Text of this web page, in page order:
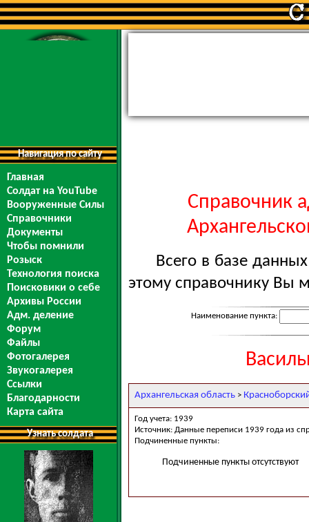
Навигация по сайту
Главная
Солдат на YouTube
Вооруженные Силы
Справочники
Документы
Чтобы помнили
Розыск
Технология поиска
Поисковики о себе
Архивы России
Адм. деление
Форум
Файлы
Фотогалерея
Звукогалерея
Ссылки
Благодарности
Карта сайта
Узнать солдата
Справочник
Всего в базе
этому справочнику Вы
Наименование пункта:
Архангельская область >
Год учета: 1939
Источник: Данные переписи 1939 года из
Подчиненные пункты:
Подчиненные пункты отсутствуют